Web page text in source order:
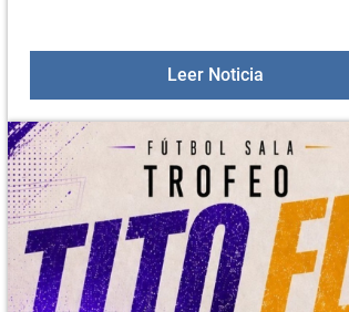
Leer Noticia